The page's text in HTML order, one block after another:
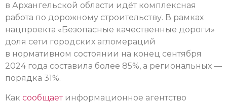
в Архангельской области идёт комплексная
работа по дорожному строительству. В рамках
нацпроекта «Безопасные качественные дороги»
доля сети городских агломераций
в нормативном состоянии на конец сентября
2024 года составила более 85%, а региональных —
порядка 31%.
Как сообщаетинформационное агентство